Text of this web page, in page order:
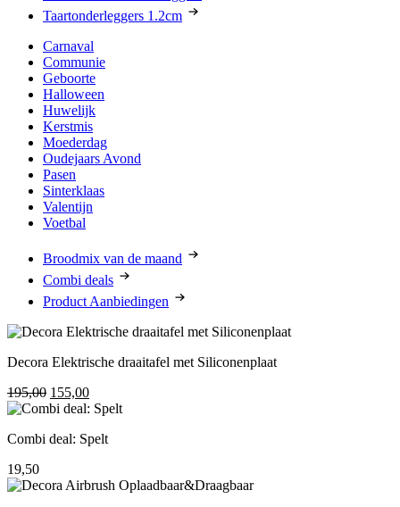
Taartonderleggers 1.2cm
Carnaval
Communie
Geboorte
Halloween
Huwelijk
Kerstmis
Moederdag
Oudejaars Avond
Pasen
Sinterklaas
Valentijn
Voetbal
Broodmix van de maand
Combi deals
Product Aanbiedingen
Decora Elektrische draaitafel met Siliconenplaat
195,00 Oorspronkelijke
prijs
195,00.
155,00Huidige
prijs
155,00.
Combi deal: Spelt
19,50